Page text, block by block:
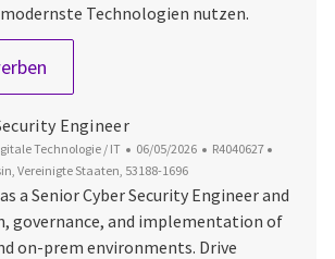
Technologien nutzen.
Senior Software Engineer
Engineer
Technologie / IT Datum der Veröffentlichung
06/05/2026 Job-ID
R4040627
Vereinigte Staaten, 53188-1696
a Senior Cyber Security Engineer and
governance, and implementation of
on-prem environments. Drive